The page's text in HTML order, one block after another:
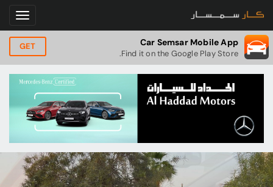
Car Semsar Mobile App
Find it on the Google Play Store.
GET